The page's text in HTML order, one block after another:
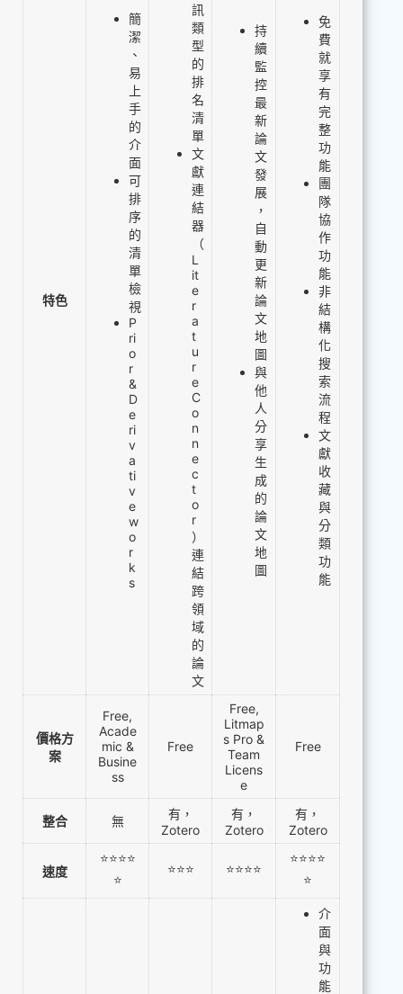
特色
簡
潔
、
易
上
手
的
介
面
可
排
序
的
清
單
檢
視
P
ri
o
r
&
D
e
ri
v
a
ti
v
e
w
o
r
k
s
訊
類
型
的
排
名
清
單
文
獻
連
結
器
（
L
it
e
r
a
t
u
r
e
C
o
n
n
e
c
t
o
r
）
連
結
跨
領
域
的
論
文
持
續
監
控
最
新
論
文
發
展
，
自
動
更
新
論
文
地
圖
與
他
人
分
享
生
成
的
論
文
地
圖
免
費
就
享
有
完
整
功
能
團
隊
協
作
功
能
非
結
構
化
搜
索
流
程
文
獻
收
藏
與
分
類
功
能
價格方
案
Free,
Acade
mic &
Busine
ss
Free
Free,
Litmap
s Pro &
Team
Licens
e
Free
整合 無
有，
Zotero
有，
Zotero
有，
Zotero
速度
⭐⭐⭐⭐
⭐
⭐⭐⭐ ⭐⭐⭐⭐
⭐⭐⭐⭐
⭐
介
面
與
功
能